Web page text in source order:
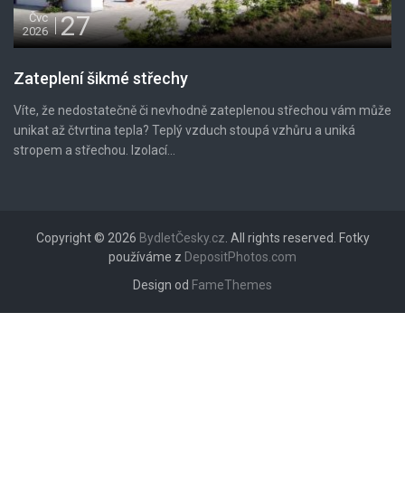
Čvc
2026
27
Zateplení šikmé střechy
Víte, že nedostatečně či nevhodně zateplenou střechou vám může
unikat až čtvrtina tepla? Teplý vzduch stoupá vzhůru a uniká
stropem a střechou. Izolací...
Copyright © 2026 BydletČesky.cz . All rights reserved. Fotky
používáme z DepositPhotos.com
Design od FameThemes